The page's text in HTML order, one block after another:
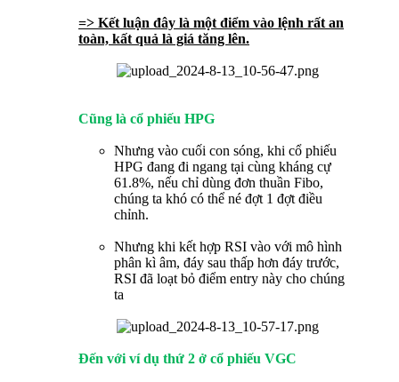
=> Kết luận đây là một điểm vào lệnh rất an
toàn, kất quả là giá tăng lên.
Cũng là cổ phiếu HPG
Nhưng vào cuối con sóng, khi cổ phiếu
HPG đang đi ngang tại cùng kháng cự
61.8%, nếu chỉ dùng đơn thuần Fibo,
chúng ta khó có thể né đợt 1 đợt điều
chỉnh.
Nhưng khi kết hợp RSI vào với mô hình
phân kì âm, đáy sau thấp hơn đáy trước,
RSI đã loạt bỏ điểm entry này cho chúng
ta
Đến với ví dụ thứ 2 ở cổ phiếu VGC